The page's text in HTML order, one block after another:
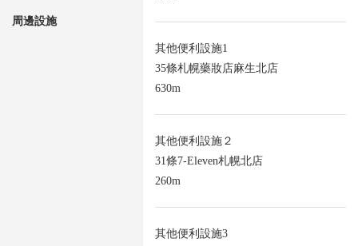
周邊設施
其他便利設施1
35條札幌藥妝店麻生北店
630m
其他便利設施２
31條7-Eleven札幌北店
260m
其他便利設施3